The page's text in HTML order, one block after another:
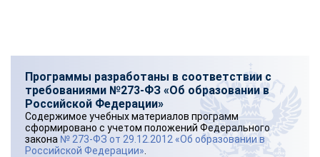
Программы разработаны в соответствии с
требованиями №273-ФЗ «Об образовании в
Российской Федерации»
Содержимое учебных материалов программ
сформировано с учетом положений Федерального
закона № 273-ФЗ от 29.12.2012 «Об образовании в
Российской Федерации»